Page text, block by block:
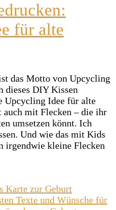
für alte
das Motto von Upcycling
dieses DIY Kissen
Upcycling Idee für alte
mit Flecken – die ihr
umsetzen könnt. Ich
Und wie das mit Kids
irgendwie kleine Flecken